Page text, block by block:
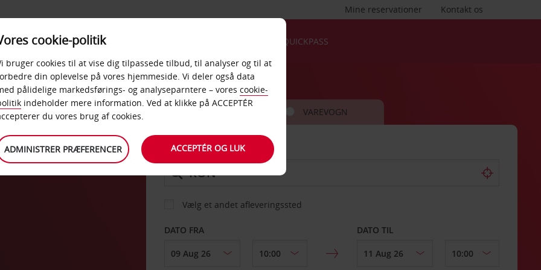
Kontakt os
Mine reservationer
PRODUKTER &
KONTORER
QUICKPASS
BIL VAREVOGN
AFHENT FRA
Vælg et andet afleveringssted
DATO FRA DATO TIL
cookie-politik
bruger cookies til at vise dig tilpassede tilbud, til analyser og til at
din oplevelse på vores hjemmeside. Vi deler også data
pålidelige markedsførings- og analyseparntere – vores cookie-
indeholder mere information. Ved at klikke på ACCEPTÉR
du vores brug af cookies.
ADMINISTRER PRÆFERENCER ACCEPTÉR OG LUK